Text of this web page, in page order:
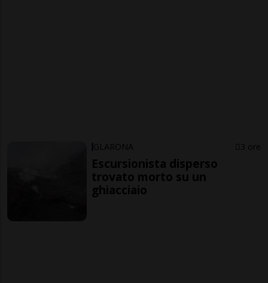
GLARONA 3 ore
Escursionista disperso
trovato morto su un
ghiacciaio